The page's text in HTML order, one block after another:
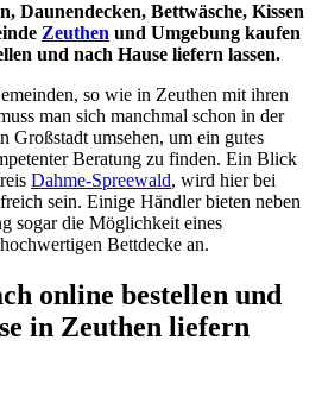
Daunendecken, Bettwäsche, Kissen
Zeuthen und Umgebung kaufen
und nach Hause liefern lassen.
so wie in Zeuthen mit ihren
man sich manchmal schon in der
Großstadt umsehen, um ein gutes
Beratung zu finden. Ein Blick
Dahme-Spreewald, wird hier bei
sein. Einige Händler bieten neben
sogar die Möglichkeit eines
Bettdecke an.
online bestellen und
in Zeuthen liefern